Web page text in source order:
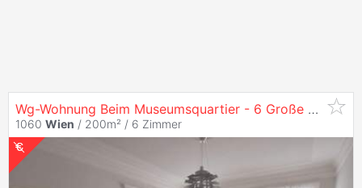
Wg-Wohnung Beim Museumsquartier - 6 Große
1060 Wien / 200m² / 6 Zimmer